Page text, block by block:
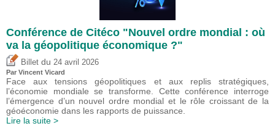
Conférence de Citéco "Nouvel ordre mondial : où
va la géopolitique économique ?"
Billet du 24 avril 2026
Par Vincent Vicard
Face aux tensions géopolitiques et aux replis stratégiques,
l’économie mondiale se transforme. Cette conférence interroge
l’émergence d’un nouvel ordre mondial et le rôle croissant de la
géoéconomie dans les rapports de puissance.
Lire la suite >